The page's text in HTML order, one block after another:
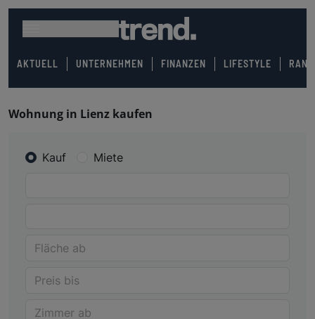
AKTUELL UNTERNEHMEN FINANZEN LIFESTYLE
Wohnung in Lienz kaufen
Kauf Miete